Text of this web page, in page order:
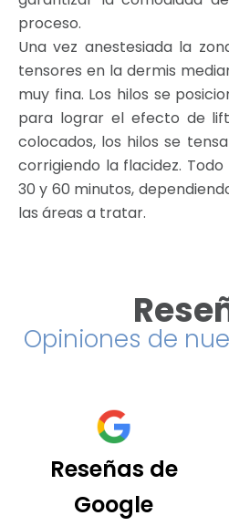
proceso.
Una vez anestesiada la
tensores en la dermis
muy fina. Los hilos se
para lograr el efecto de
colocados, los hilos se
corrigiendo la flacidez.
30 y 60 minutos,
las áreas a tratar.
Opiniones de
Reseñas de
Google